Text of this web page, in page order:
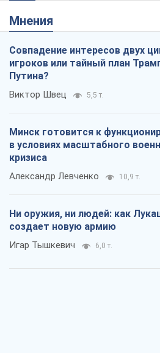
Мнения
Совпадение интересов двух
игроков или тайный план
Путина?
Виктор Швец 5,5 т.
Минск готовится к
в условиях масштабного
кризиса
Александр Левченко 10,9 т.
Ни оружия, ни людей: как
создает новую армию
Игар Тышкевич 6,0 т.